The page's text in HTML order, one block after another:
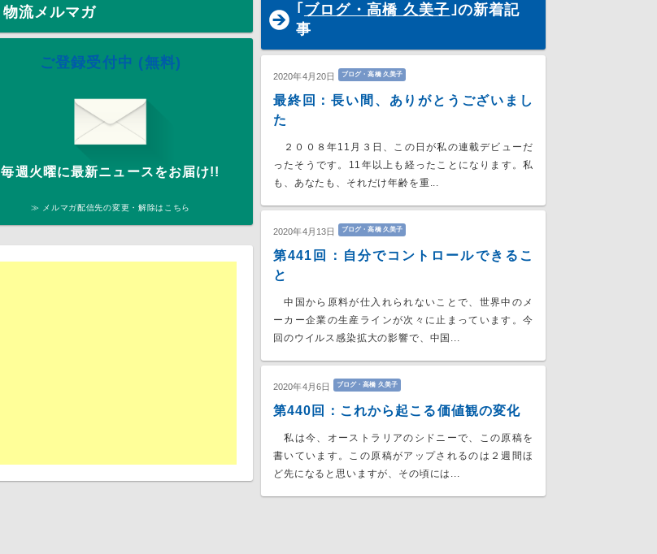
｢ ブログ・高橋 久美子 ｣の新着記
事
2020年4月20日 ブログ・高橋 久美子
最終回：長い間、ありがとうございまし
た
２００８年11月３日、この日が私の連載デビューだ
ったそうです。11年以上も経ったことになります。私
も、あなたも、それだけ年齢を重...
2020年4月13日 ブログ・高橋 久美子
第441回：自分でコントロールできるこ
と
中国から原料が仕入れられないことで、世界中のメ
ーカー企業の生産ラインが次々に止まっています。今
回のウイルス感染拡大の影響で、中国...
2020年4月6日 ブログ・高橋 久美子
第440回：これから起こる価値観の変化
私は今、オーストラリアのシドニーで、この原稿を
書いています。この原稿がアップされるのは２週間ほ
ど先になると思いますが、その頃には...
物流メルマガ
ご登録受付中 (無料)
毎週火曜に最新ニュースをお届け!!
≫ メルマガ配信先の変更・解除はこちら